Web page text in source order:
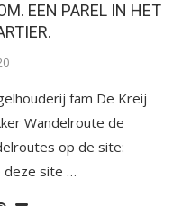
EEN PAREL IN HET
fam De Kreij
Wandelroute de
op de site:
deze site …